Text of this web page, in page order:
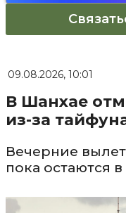
09.08.2026, 10:01
В Шанхае
из-за
Вечерние
пока остаются